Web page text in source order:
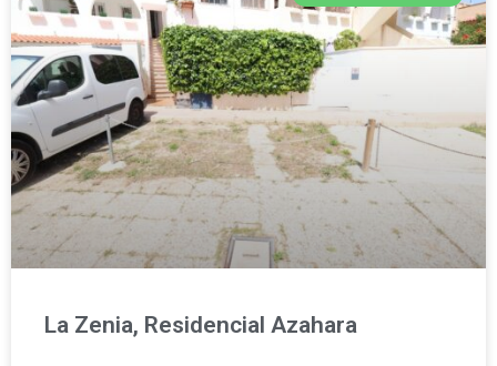
La Zenia, Residencial Azahara